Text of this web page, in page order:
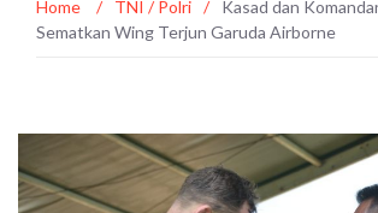
Home / TNI / Polri /
Kasad dan
Sematkan Wing Terjun Garuda Airborne